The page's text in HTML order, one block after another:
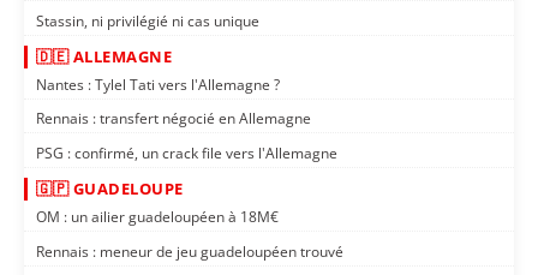
Stassin, ni privilégié ni cas unique
🇩🇪 ALLEMAGNE
Nantes : Tylel Tati vers l'Allemagne ?
Rennais : transfert négocié en Allemagne
PSG : confirmé, un crack file vers l'Allemagne
🇬🇵 GUADELOUPE
OM : un ailier guadeloupéen à 18M€
Rennais : meneur de jeu guadeloupéen trouvé